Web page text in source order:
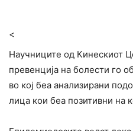
<
Научниците од Кинескиот
превенција на болести го
во кој беа анализирани
лица кои беа позитивни на